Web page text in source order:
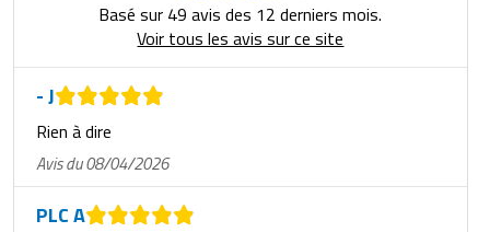
Basé sur 49 avis des 12 derniers mois.
Voir tous les avis sur ce site
- J
Rien à dire
Avis du 08/04/2026
PLC A